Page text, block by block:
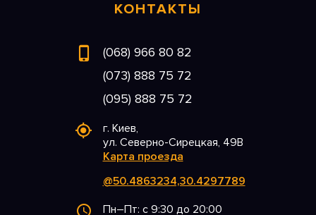
КОНТАКТЫ
(068) 966 80 82
(073) 888 75 72
(095) 888 75 72
г. Киев,
ул. Северно-Сирецкая, 49В
Карта проезда
@50.4863234,30.4297789
Пн–Пт: с 9:30 до 20:00